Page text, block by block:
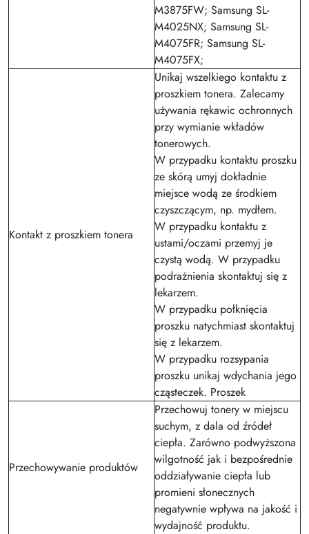
M3875FW; Samsung SL-
M4025NX; Samsung SL-
M4075FR; Samsung SL-
M4075FX;
Kontakt z proszkiem tonera
Unikaj wszelkiego kontaktu z
proszkiem tonera. Zalecamy
używania rękawic ochronnych
przy wymianie wkładów
tonerowych.
W przypadku kontaktu proszku
ze skórą umyj dokładnie
miejsce wodą ze środkiem
czyszczącym, np. mydłem.
W przypadku kontaktu z
ustami/oczami przemyj je
czystą wodą. W przypadku
podrażnienia skontaktuj się z
lekarzem.
W przypadku połknięcia
proszku natychmiast skontaktuj
się z lekarzem.
W przypadku rozsypania
proszku unikaj wdychania jego
cząsteczek. Proszek
Przechowywanie produktów
Przechowuj tonery w miejscu
suchym, z dala od źródeł
ciepła. Zarówno podwyższona
wilgotność jak i bezpośrednie
oddziaływanie ciepła lub
promieni słonecznych
negatywnie wpływa na jakość i
wydajność produktu.